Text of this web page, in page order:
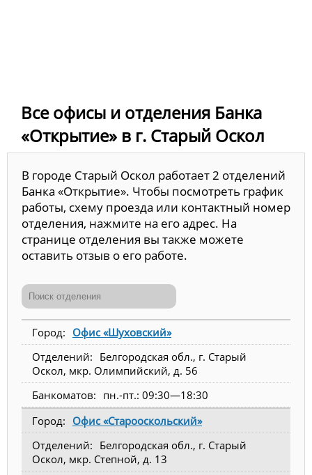
Все офисы и отделения Банка
«Открытие» в г. Старый Оскол
В городе Старый Оскол работает 2 отделений
Банка «Открытие». Чтобы посмотреть график
работы, схему проезда или контактный номер
отделения, нажмите на его адрес. На
странице отделения вы также можете
оставить отзыв о его работе.
Офис «Шуховский»
Белгородская обл., г. Старый
Оскол, мкр. Олимпийский, д. 56
пн.-пт.: 09:30—18:30
Офис «Старооскольский»
Белгородская обл., г. Старый
Оскол, мкр. Степной, д. 13